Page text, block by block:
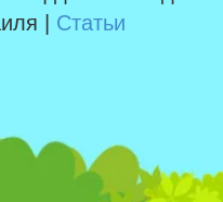
| Статьи